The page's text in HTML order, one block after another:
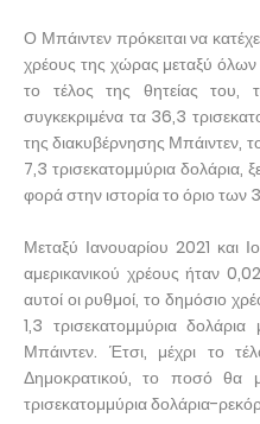
Ο Μπάιντεν πρόκειται να
χρέους της χώρας μεταξύ όλων
το τέλος της θητείας του,
συγκεκριμένα τα 36,3
της διακυβέρνησης Μπάιντεν,
7,3 τρισεκατομμύρια δολάρια,
φορά στην ιστορία το όριο των
Μεταξύ Ιανουαρίου 2021 και
αμερικανικού χρέους ήταν
αυτοί οι ρυθμοί, το δημόσιο
1,3 τρισεκατομμύρια
Μπάιντεν. Έτσι, μέχρι το
Δημοκρατικού, το ποσό θα
τρισεκατομμύρια δολάρια-